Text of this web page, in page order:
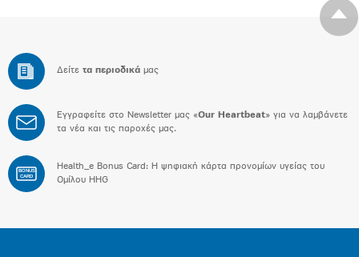
Δείτε τα περιοδικά μας
Εγγραφείτε στο Newsletter μας «Our Heartbeat» για να λαμβάνετε
τα νέα και τις παροχές μας.
BONUS
CARD
Health_e Bonus Card: H ψηφιακή κάρτα προνομίων υγείας του
Ομίλου HHG